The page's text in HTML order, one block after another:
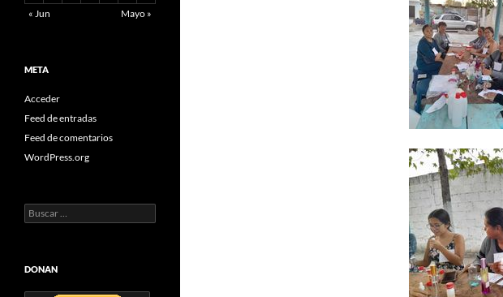
« Jun
Mayo »
META
Acceder
Feed de entradas
Feed de comentarios
WordPress.org
Buscar:
DONAN